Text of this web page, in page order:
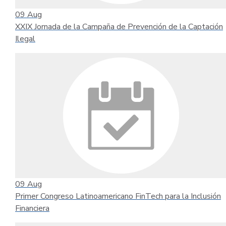
09 Aug
XXIX Jornada de la Campaña de Prevención de la Captación
Ilegal
09 Aug
Primer Congreso Latinoamericano FinTech para la Inclusión
Financiera